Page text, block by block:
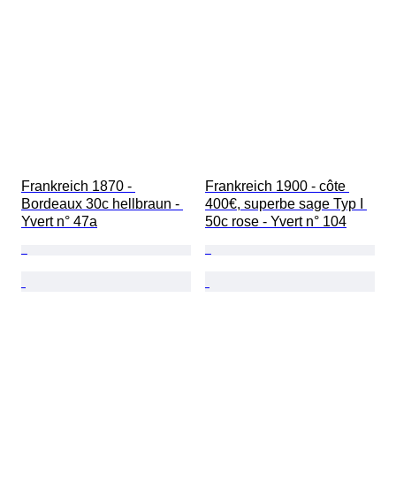
Frankreich 1870 -
Bordeaux 30c hellbraun -
Yvert n° 47a
Frankreich 1900 - côte
400€, superbe sage Typ I
50c rose - Yvert n° 104